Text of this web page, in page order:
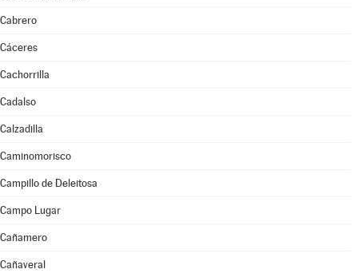
Cabrero
Cáceres
Cachorrilla
Cadalso
Calzadilla
Caminomorisco
Campillo de Deleitosa
Campo Lugar
Cañamero
Cañaveral